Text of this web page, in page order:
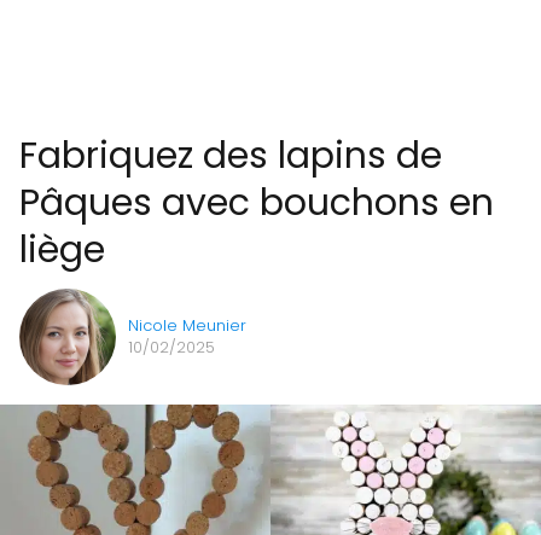
Fabriquez des lapins de
Pâques avec bouchons en
liège
Nicole Meunier
10/02/2025